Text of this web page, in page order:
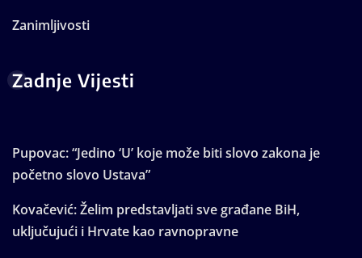
Zanimljivosti
Zadnje Vijesti
Pupovac: “Jedino ‘U’ koje može biti slovo zakona je
početno slovo Ustava”
Kovačević: Želim predstavljati sve građane BiH,
uključujući i Hrvate kao ravnopravne